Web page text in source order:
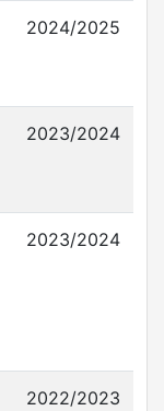
2024/2025
2023/2024
2023/2024
2022/2023